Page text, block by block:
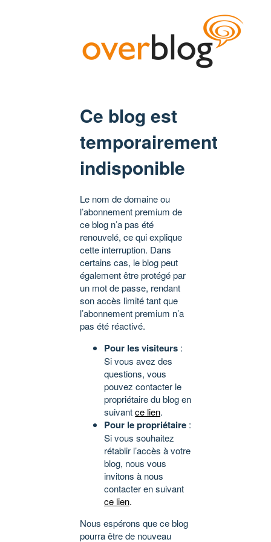
Ce blog est
temporairement
indisponible
Le nom de domaine ou
l’abonnement premium de
ce blog n’a pas été
renouvelé, ce qui explique
cette interruption. Dans
certains cas, le blog peut
également être protégé par
un mot de passe, rendant
son accès limité tant que
l’abonnement premium n’a
pas été réactivé.
Pour les visiteurs :
Si vous avez des
questions, vous
pouvez contacter le
propriétaire du blog en
suivantce lien.
Pour le propriétaire :
Si vous souhaitez
rétablir l’accès à votre
blog, nous vous
invitons à nous
contacter en suivant
ce lien.
Nous espérons que ce blog
pourra être de nouveau